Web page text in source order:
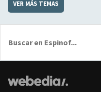
VER MÁS TEMAS